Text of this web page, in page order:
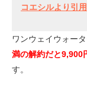
コエシルより引用
ワンウェイウォー
満の解約だと9,900
す。